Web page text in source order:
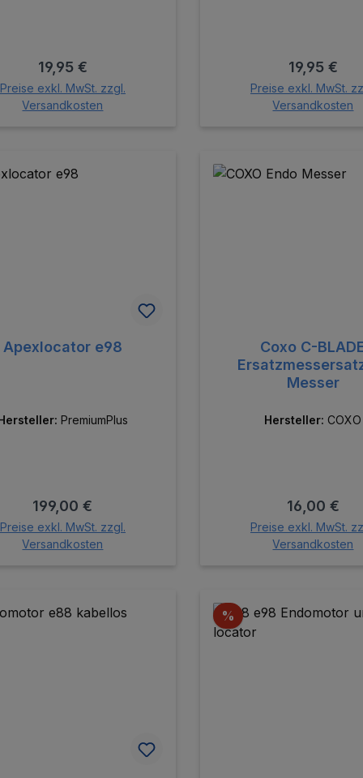
Regulärer Preis:
19,95 €
Preise exkl. MwSt. zzgl.
Versandkosten
Regulärer
19,95 €
Preise exkl. MwSt.
Versandkosten
Apexlocator e98
PremiumPlus
Regulärer Preis:
199,00 €
Preise exkl. MwSt. zzgl.
Versandkosten
Coxo C-
Messer
Hersteller: COXO
Regulärer
16,00 €
Preise exkl. MwSt.
Versandkosten
% Rabatt